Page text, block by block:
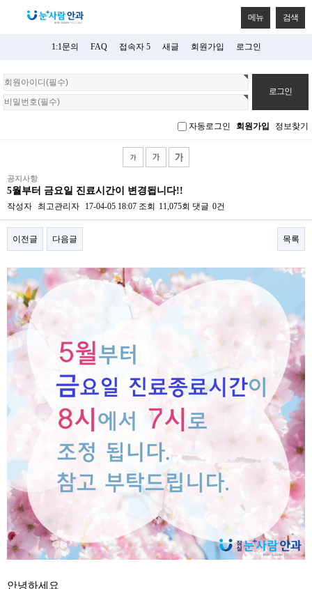
메뉴 검색
1:1문의 FAQ 접속자 5 새글 회원가입 로그인
회
원
로
자동로그인 회원가입 정보찾기
공지사항
5월부터 금요일 진료시간이 변경됩니다!!
작성자 최고관리자 17-04-05 18:07 조회 11,075회 댓글 0건
이전글 다음글 목록
본문
안녕하세요